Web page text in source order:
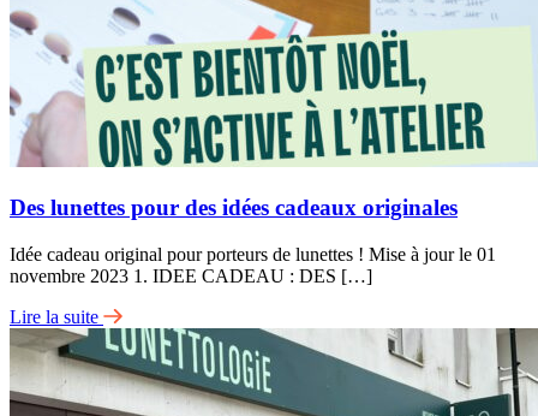
Des lunettes pour des idées cadeaux originales
Idée cadeau original pour porteurs de lunettes ! Mise à jour le 01
novembre 2023 1. IDEE CADEAU : DES […]
Lire la suite